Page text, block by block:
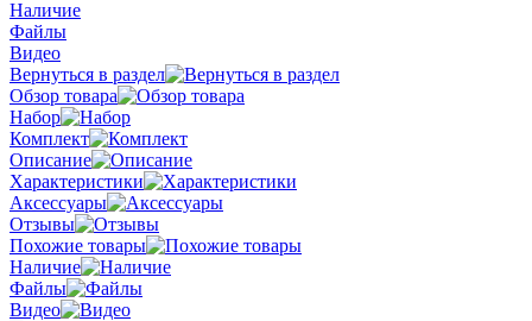
Наличие
Файлы
Видео
Вернуться в раздел
Обзор товара
Набор
Комплект
Описание
Характеристики
Аксессуары
Отзывы
Похожие товары
Наличие
Файлы
Видео